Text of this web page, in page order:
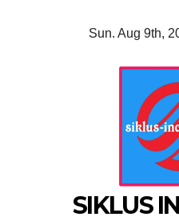
Sun. Aug 9th,
SIKLUS